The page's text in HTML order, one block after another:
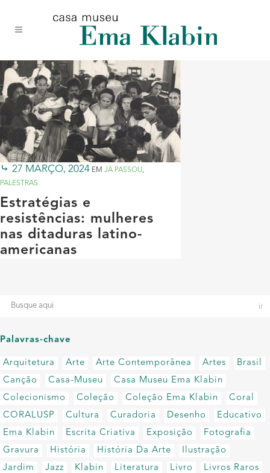
conteúdo
navegação
site
27 MARÇO, 2024 EM JÁ PASSOU,
PALESTRAS
Estratégias e
resistências: mulheres
nas ditaduras latino-
americanas
Palavras-chave
Arquitetura Arte Arte Contemporânea Artes
Brasil
Canção
Casa-Museu
Casa Museu Ema Klabin
Colecionismo
Coleção Coleção Ema Klabin
Coral
CORALUSP
Cultura Curadoria Desenho
Educativo
Ema Klabin
Escrita Criativa Exposição
Fotografia
Gravura
História História Da Arte
Ilustração
Jardim
Jazz Klabin Literatura Livro
Livros Raros